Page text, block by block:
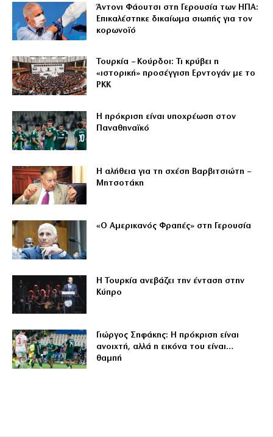
Άντονι Φάουτσι στη Γερουσία των ΗΠΑ:
Επικαλέστηκε δικαίωμα σιωπής για τον
κορωνοϊό
Τουρκία – Κούρδοι: Τι κρύβει η
«ιστορική» προσέγγιση Ερντογάν με το
PKK
Η πρόκριση είναι υποχρέωση στον
Παναθηναϊκό
Η αλήθεια για τη σχέση Βαρβιτσιώτη –
Μητσοτάκη
«Ο Αμερικανός Φραπές» στη Γερουσία
Η Τουρκία ανεβάζει την ένταση στην
Κύπρο
Γιώργος Σηφάκης: Η πρόκριση είναι
ανοιχτή, αλλά η εικόνα του είναι…
θαμπή